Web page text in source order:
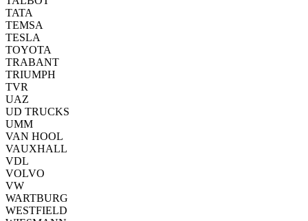
TATA
TEMSA
TESLA
TOYOTA
TRABANT
TRIUMPH
TVR
UAZ
UD TRUCKS
UMM
VAN HOOL
VAUXHALL
VDL
VOLVO
VW
WARTBURG
WESTFIELD